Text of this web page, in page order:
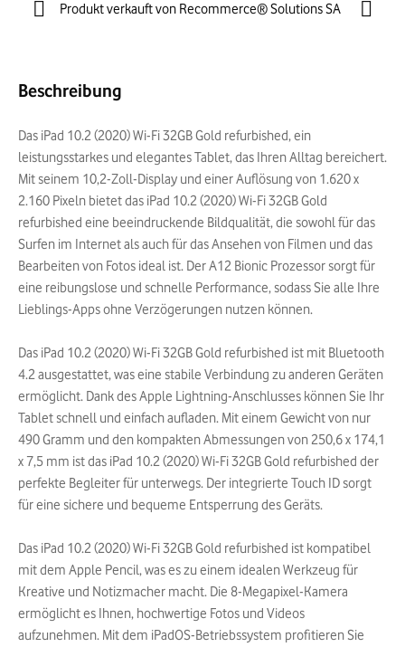
Produkt verkauft von Recommerce® Solutions SA
Beschreibung
Das iPad 10.2 (2020) Wi-Fi 32GB Gold refurbished, ein
leistungsstarkes und elegantes Tablet, das Ihren Alltag bereichert.
Mit seinem 10,2-Zoll-Display und einer Auflösung von 1.620 x
2.160 Pixeln bietet das iPad 10.2 (2020) Wi-Fi 32GB Gold
refurbished eine beeindruckende Bildqualität, die sowohl für das
Surfen im Internet als auch für das Ansehen von Filmen und das
Bearbeiten von Fotos ideal ist. Der A12 Bionic Prozessor sorgt für
eine reibungslose und schnelle Performance, sodass Sie alle Ihre
Lieblings-Apps ohne Verzögerungen nutzen können.
Das iPad 10.2 (2020) Wi-Fi 32GB Gold refurbished ist mit Bluetooth
4.2 ausgestattet, was eine stabile Verbindung zu anderen Geräten
ermöglicht. Dank des Apple Lightning-Anschlusses können Sie Ihr
Tablet schnell und einfach aufladen. Mit einem Gewicht von nur
490 Gramm und den kompakten Abmessungen von 250,6 x 174,1
x 7,5 mm ist das iPad 10.2 (2020) Wi-Fi 32GB Gold refurbished der
perfekte Begleiter für unterwegs. Der integrierte Touch ID sorgt
für eine sichere und bequeme Entsperrung des Geräts.
Das iPad 10.2 (2020) Wi-Fi 32GB Gold refurbished ist kompatibel
mit dem Apple Pencil, was es zu einem idealen Werkzeug für
Kreative und Notizmacher macht. Die 8-Megapixel-Kamera
ermöglicht es Ihnen, hochwertige Fotos und Videos
aufzunehmen. Mit dem iPadOS-Betriebssystem profitieren Sie